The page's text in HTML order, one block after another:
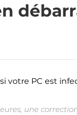
votre PC est
une